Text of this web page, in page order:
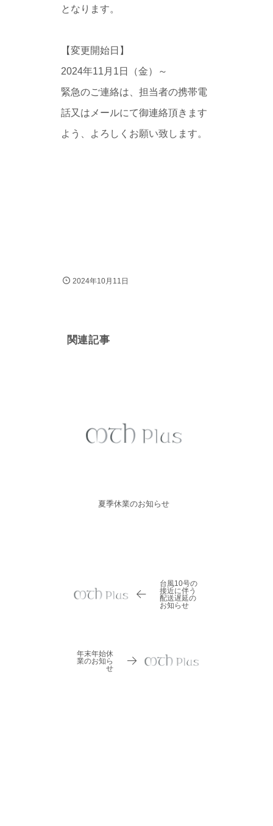
となります。
【変更開始日】
2024年11月1日（金）～
緊急のご連絡は、担当者の携帯電
話又はメールにて御連絡頂きます
よう、よろしくお願い致します。
2024年10月11日
関連記事
夏季休業のお知らせ
台風10号の
接近に伴う
配送遅延の
お知らせ
年末年始休
業のお知ら
せ